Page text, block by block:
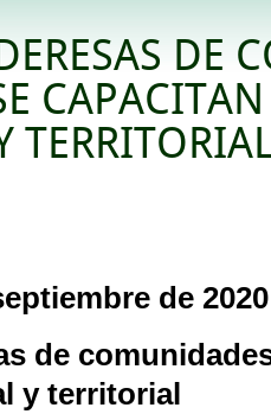
DE
de 2020
de
y territorial